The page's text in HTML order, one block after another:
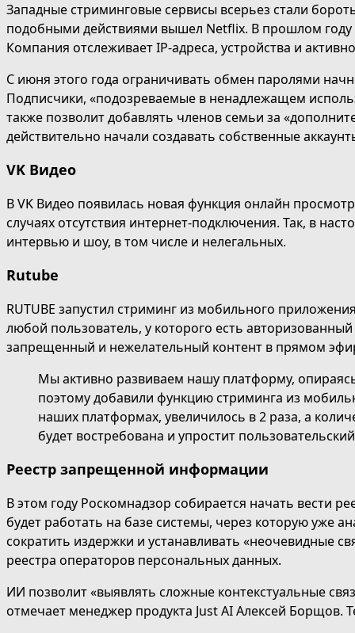
Западные стриминговые сервисы всерьез стали
подобными действиями вышел Netflix. В прошлом году
Компания отслеживает IP-адреса, устройства и
С июня этого года ограничивать обмен паролями
Подписчики, «подозреваемые в ненадлежащем
также позволит добавлять членов семьи за
действительно начали создавать собственные
VK Видео
В VK Видео появилась новая функция онлайн
случаях отсутствия интернет-подключения. Так, в
интервью и шоу, в том числе и нелегальных.
Rutube
RUTUBE запустил стриминг из мобильного
любой пользователь, у которого есть
запрещенный и нежелательный контент в прямом
Мы активно развиваем нашу платформу,
поэтому добавили функцию стриминга из
наших платформах, увеличилось в 2 раза, а
будет востребована и упростит
Реестр запрещенной информации
В этом году Роскомнадзор собирается начать вести
будет работать на базе системы, через которую уже
сократить издержки и устанавливать «неочевидные
реестра операторов персональных данных.
ИИ позволит «выявлять сложные контекстуальные
отмечает менеджер продукта Just AI Алексей Борщов.